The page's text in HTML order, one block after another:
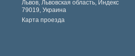
Львов, Львовская область, Индекс
79019, Украина
Карта проезда